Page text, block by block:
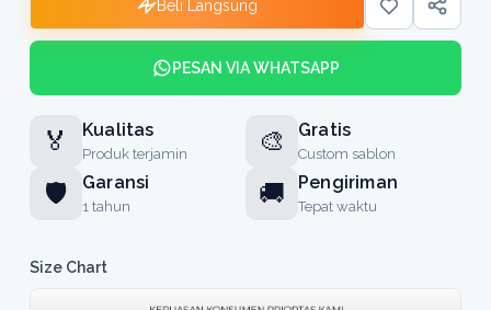
Beli Langsung
PESAN VIA WHATSAPP
🏅 Kualitas
Produk terjamin 🎨 Gratis
Custom sablon
🛡️ Garansi
1 tahun 🚚 Pengiriman
Tepat waktu
Size Chart